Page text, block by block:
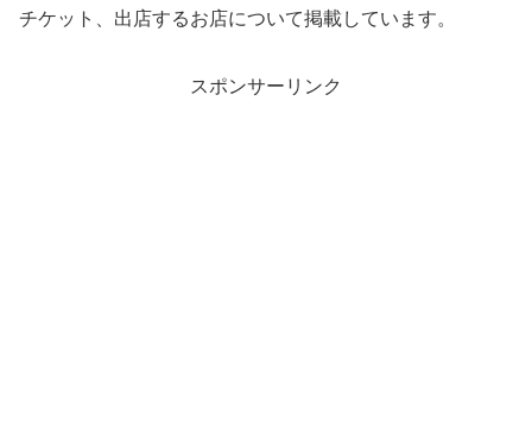
チケット、出店するお店について掲載しています。
スポンサーリンク